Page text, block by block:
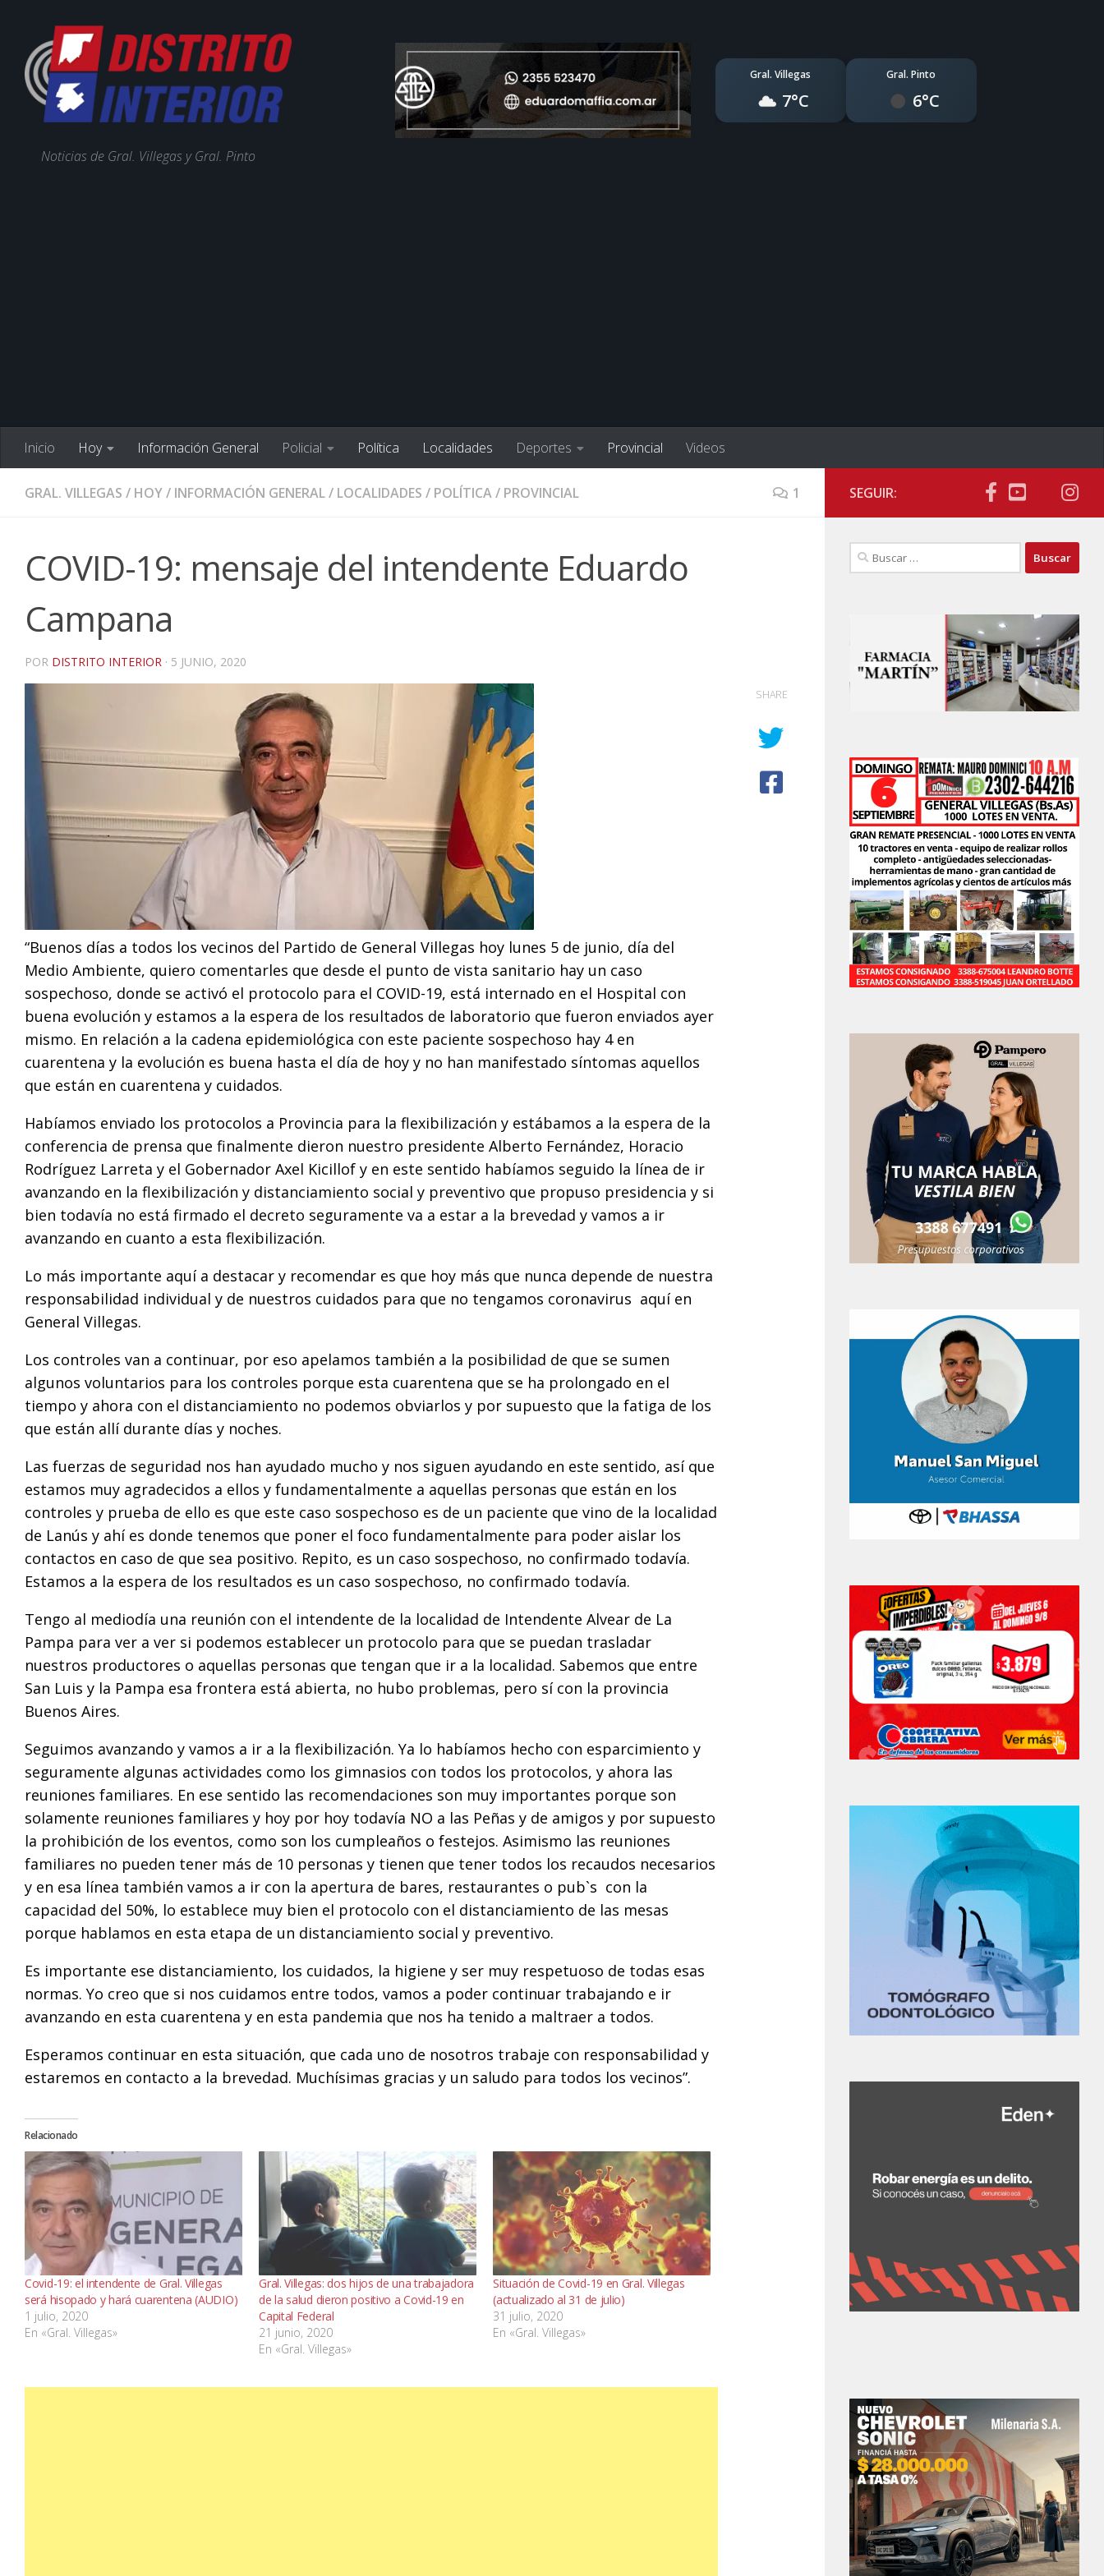
Noticias de Gral. Villegas y Gral. Pinto
Gral. Villegas
7°C
Gral. Pinto
6°C
Inicio Hoy Información General Policial Política Localidades Deportes Provincial Videos
GRAL. VILLEGAS / HOY/ INFORMACIÓN GENERAL/ LOCALIDADES / POLÍTICA/ PROVINCIAL 1
COVID-19: mensaje del intendente Eduardo
Campana
POR DISTRITO INTERIOR · 5 JUNIO, 2020
“Buenos días a todos los vecinos del Partido de General Villegas hoy lunes 5 de junio, día del
Medio Ambiente, quiero comentarles que desde el punto de vista sanitario hay un caso
sospechoso, donde se activó el protocolo para el COVID-19, está internado en el Hospital con
buena evolución y estamos a la espera de los resultados de laboratorio que fueron enviados ayer
mismo. En relación a la cadena epidemiológica con este paciente sospechoso hay 4 en
cuarentena y la evolución es buena hasta el día de hoy y no han manifestado síntomas aquellos
que están en cuarentena y cuidados.
Habíamos enviado los protocolos a Provincia para la flexibilización y estábamos a la espera de la
conferencia de prensa que finalmente dieron nuestro presidente Alberto Fernández, Horacio
Rodríguez Larreta y el Gobernador Axel Kicillof y en este sentido habíamos seguido la línea de ir
avanzando en la flexibilización y distanciamiento social y preventivo que propuso presidencia y si
bien todavía no está firmado el decreto seguramente va a estar a la brevedad y vamos a ir
avanzando en cuanto a esta flexibilización.
Lo más importante aquí a destacar y recomendar es que hoy más que nunca depende de nuestra
responsabilidad individual y de nuestros cuidados para que no tengamos coronavirus aquí en
General Villegas.
Los controles van a continuar, por eso apelamos también a la posibilidad de que se sumen
algunos voluntarios para los controles porque esta cuarentena que se ha prolongado en el
tiempo y ahora con el distanciamiento no podemos obviarlos y por supuesto que la fatiga de los
que están allí durante días y noches.
Las fuerzas de seguridad nos han ayudado mucho y nos siguen ayudando en este sentido, así que
estamos muy agradecidos a ellos y fundamentalmente a aquellas personas que están en los
controles y prueba de ello es que este caso sospechoso es de un paciente que vino de la localidad
de Lanús y ahí es donde tenemos que poner el foco fundamentalmente para poder aislar los
contactos en caso de que sea positivo. Repito, es un caso sospechoso, no confirmado todavía.
Estamos a la espera de los resultados es un caso sospechoso, no confirmado todavía.
Tengo al mediodía una reunión con el intendente de la localidad de Intendente Alvear de La
Pampa para ver a ver si podemos establecer un protocolo para que se puedan trasladar
nuestros productores o aquellas personas que tengan que ir a la localidad. Sabemos que entre
San Luis y la Pampa esa frontera está abierta, no hubo problemas, pero sí con la provincia
Buenos Aires.
Seguimos avanzando y vamos a ir a la flexibilización. Ya lo habíamos hecho con esparcimiento y
seguramente algunas actividades como los gimnasios con todos los protocolos, y ahora las
reuniones familiares. En ese sentido las recomendaciones son muy importantes porque son
solamente reuniones familiares y hoy por hoy todavía NO a las Peñas y de amigos y por supuesto
la prohibición de los eventos, como son los cumpleaños o festejos. Asimismo las reuniones
familiares no pueden tener más de 10 personas y tienen que tener todos los recaudos necesarios
y en esa línea también vamos a ir con la apertura de bares, restaurantes o pub`s con la
capacidad del 50%, lo establece muy bien el protocolo con el distanciamiento de las mesas
porque hablamos en esta etapa de un distanciamiento social y preventivo.
Es importante ese distanciamiento, los cuidados, la higiene y ser muy respetuoso de todas esas
normas. Yo creo que si nos cuidamos entre todos, vamos a poder continuar trabajando e ir
avanzando en esta cuarentena y en esta pandemia que nos ha tenido a maltraer a todos.
Esperamos continuar en esta situación, que cada uno de nosotros trabaje con responsabilidad y
estaremos en contacto a la brevedad. Muchísimas gracias y un saludo para todos los vecinos”.
Relacionado
Covid-19: el intendente de Gral. Villegas
será hisopado y hará cuarentena (AUDIO)
1 julio, 2020
En «Gral. Villegas»
Gral. Villegas: dos hijos de una trabajadora
de la salud dieron positivo a Covid-19 en
Capital Federal
21 junio, 2020
En «Gral. Villegas»
Situación de Covid-19 en Gral. Villegas
(actualizado al 31 de julio)
31 julio, 2020
En «Gral. Villegas»
SHARE
SEGUIR:
Buscar: